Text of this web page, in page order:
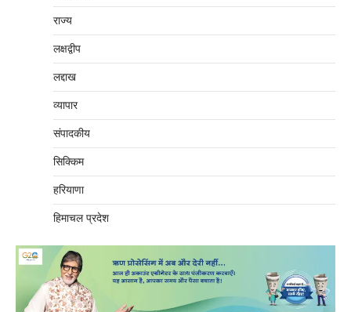
राज्य
लक्षद्वीप
लद्दाख
व्यापार
संपादकीय
सिक्किम
हरियाणा
हिमाचल प्रदेश